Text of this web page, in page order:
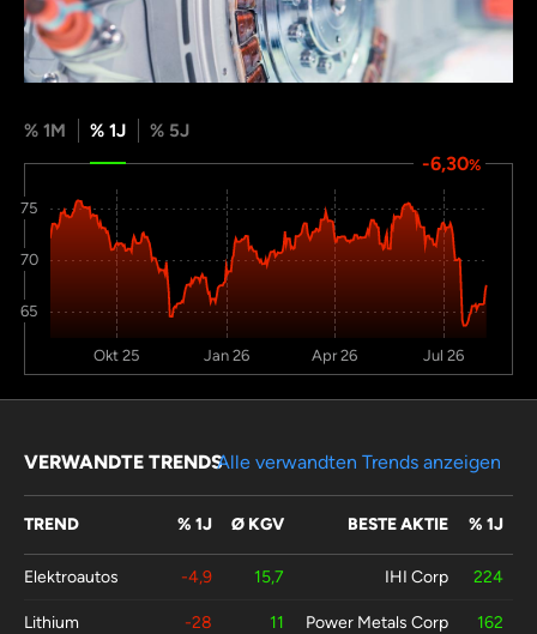
% 1M % 1J % 5J
-6,30%
65
70
75
Okt 25 Jan 26 Apr 26 Jul 26
VERWANDTE TRENDS
TREND % 1J Ø KGV BESTE AKTIE % 1J
Elektroautos -4,9 15,7 IHI Corp 224
Lithium -28 11 Power Metals Corp 162
Alle verwandten Trends anzeigen